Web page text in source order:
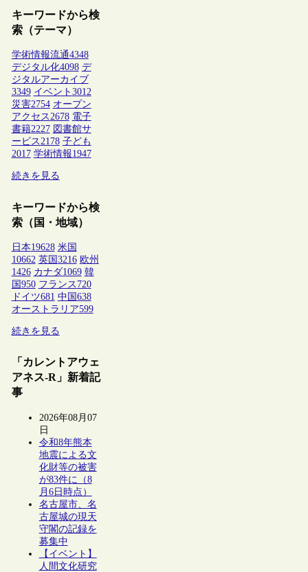
キーワードから検
索（テーマ）
学術情報流通4348
デジタル化4098 デ
ジタルアーカイブ
3349 イベント 3012
災害2754 オープン
アクセス2678 電子
書籍2227 図書館サ
ービス2178 子ども
2017 学術情報1947
続きを見る
キーワードから検
索（国・地域）
日本19628 米国
10662 英国 3216 欧州
1426 カナダ1069 韓
国 950 フランス 720
ドイツ681 中国 638
オーストラリア599
続きを見る
「カレントアウェ
アネス-R」新着記
事
2026年08月07
日
令和8年熊本
地震による文
化財等の被害
が83件に（8
月6日時点）
名古屋市、名
古屋城の現天
守閣の記録を
募集中
【イベント】
人間文化研究